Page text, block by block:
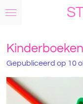
Ga
de
Gepubliceerd op 10